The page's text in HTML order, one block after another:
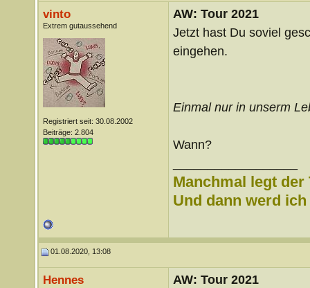
vinto
Extrem gutaussehend
Registriert seit: 30.08.2002
Beiträge: 2.804
AW: Tour 2021
Jetzt hast Du soviel
eingehen.
Einmal nur in unserm
Wann?
Manchmal legt
Und dann werd
01.08.2020, 13:08
Hennes
AW: Tour 2021